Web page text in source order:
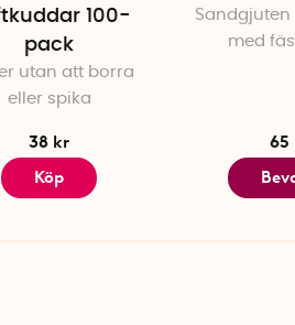
100-
pack
utan att borra
eller spika
38 kr
Köp
med
65